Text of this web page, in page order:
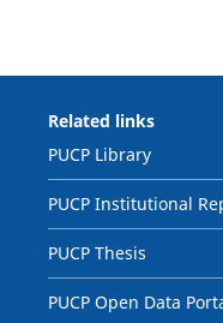
Related links
PUCP Library
PUCP Institutional
PUCP Thesis
PUCP Open Data